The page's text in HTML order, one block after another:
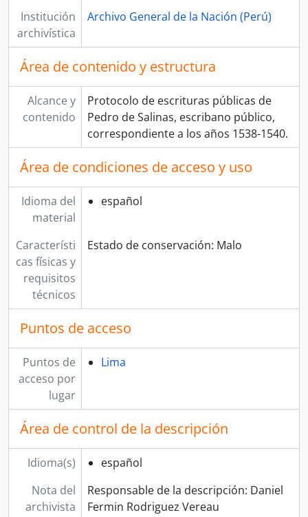
Institución
archivística
Archivo General de la Nación (Perú)
Área de contenido y estructura
Alcance y
contenido
Protocolo de escrituras públicas de
Pedro de Salinas, escribano público,
correspondiente a los años 1538-1540.
Área de condiciones de acceso y uso
Idioma del
material
español
Característi
cas físicas y
requisitos
técnicos
Estado de conservación: Malo
Puntos de acceso
Puntos de
acceso por
lugar
Lima
Área de control de la descripción
Idioma(s)
español
Nota del
archivista
Responsable de la descripción: Daniel
Fermin Rodriguez Vereau